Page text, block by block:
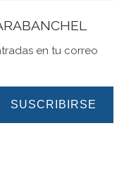
en tu correo
SUSCRIBIRSE